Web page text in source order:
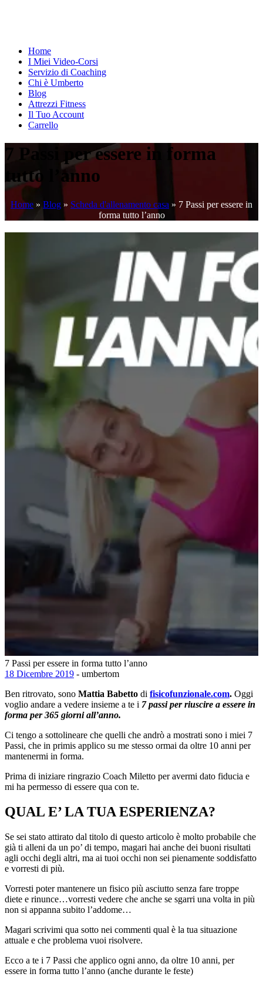
Home
I Miei Video-Corsi
Servizio di Coaching
Chi è Umberto
Blog
Attrezzi Fitness
Il Tuo Account
Carrello
7 Passi per essere in forma
tutto l’anno
Home » Blog » Scheda d'allenamento casa » 7 Passi per essere in
forma tutto l’anno
7 Passi per essere in forma tutto l’anno
18 Dicembre 2019 - umbertom
Ben ritrovato, sono Mattia Babetto di fisicofunzionale.com. Oggi
voglio andare a vedere insieme a te i 7 passi per riuscire a essere in
forma per 365 giorni all’anno.
Ci tengo a sottolineare che quelli che andrò a mostrati sono i miei 7
Passi, che in primis applico su me stesso ormai da oltre 10 anni per
mantenermi in forma.
Prima di iniziare ringrazio Coach Miletto per avermi dato fiducia e
mi ha permesso di essere qua con te.
QUAL E’ LA TUA ESPERIENZA?
Se sei stato attirato dal titolo di questo articolo è molto probabile che
già ti alleni da un po’ di tempo, magari hai anche dei buoni risultati
agli occhi degli altri, ma ai tuoi occhi non sei pienamente soddisfatto
e vorresti di più.
Vorresti poter mantenere un fisico più asciutto senza fare troppe
diete e rinunce…vorresti vedere che anche se sgarri una volta in più
non si appanna subito l’addome…
Magari scrivimi qua sotto nei commenti qual è la tua situazione
attuale e che problema vuoi risolvere.
Ecco a te i 7 Passi che applico ogni anno, da oltre 10 anni, per
essere in forma tutto l’anno (anche durante le feste)